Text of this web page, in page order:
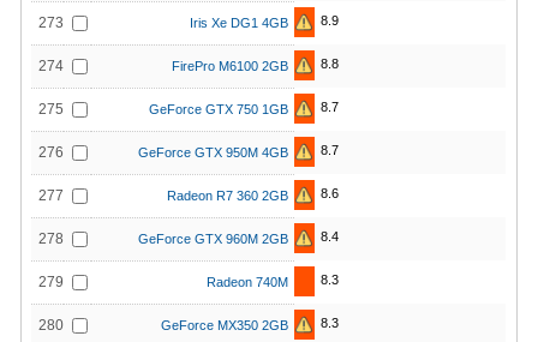
273 Iris Xe DG1 4GB 8.9
274 FirePro M6100 2GB 8.8
275 GeForce GTX 750 1GB 8.7
276 GeForce GTX 950M 4GB 8.7
277 Radeon R7 360 2GB 8.6
278 GeForce GTX 960M 2GB 8.4
279 Radeon 740M 8.3
280 GeForce MX350 2GB 8.3